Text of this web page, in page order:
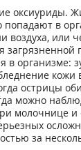
оксиуриды.
в
воздуха, или
загрязненной
в организме:
кожи
острицы
можно
молочнице и
за